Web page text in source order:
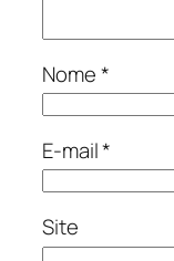
Nome*
E-mail*
Site